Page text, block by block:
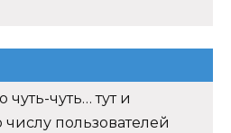
чуть-чуть… тут и
пользователей